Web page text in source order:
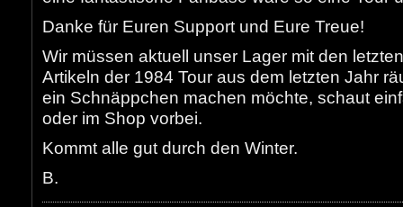
Danke für Euren Support und Eure Treue!
Wir müssen aktuell unser Lager mit den
Artikeln der 1984 Tour aus dem letzten Jahr
ein Schnäppchen machen möchte, schaut
oder im Shop vorbei.
Kommt alle gut durch den Winter.
B.